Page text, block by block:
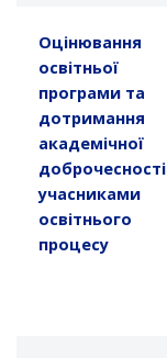
Оцінювання
освітньої
програми та
дотримання
академічної
доброчесності
учасниками
освітнього
процесу